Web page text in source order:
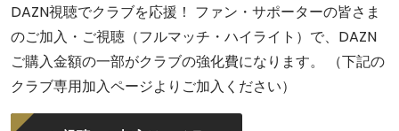
DAZN視聴でクラブを応援！ ファン・サポーターの皆さま
のご加入・ご視聴（フルマッチ・ハイライト）で、DAZN
ご購入金額の一部がクラブの強化費になります。 （下記の
クラブ専用加入ページよりご加入ください）